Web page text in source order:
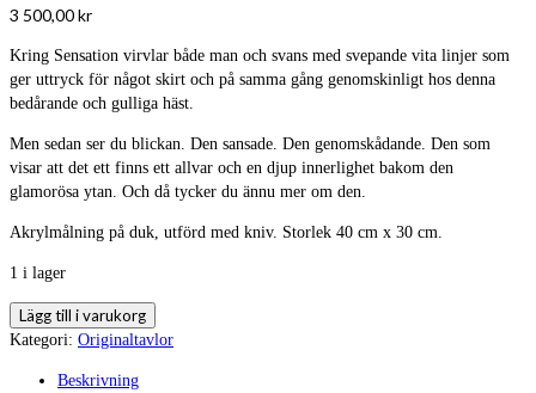
3 500,00kr
Kring Sensation virvlar både man och svans med svepande vita linjer som
ger uttryck för något skirt och på samma gång genomskinligt hos denna
bedårande och gulliga häst.
Men sedan ser du blickan. Den sansade. Den genomskådande. Den som
visar att det ett finns ett allvar och en djup innerlighet bakom den
glamorösa ytan. Och då tycker du ännu mer om den.
Akrylmålning på duk, utförd med kniv. Storlek 40 cm x 30 cm.
1 i lager
Sensation
mängd
Lägg till i varukorg
Kategori: Originaltavlor
Beskrivning